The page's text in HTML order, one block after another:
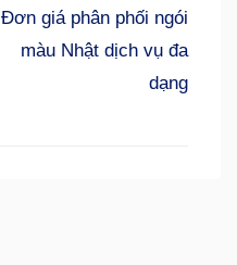
Đơn giá phân phối ngói
màu Nhật dịch vụ đa
dạng